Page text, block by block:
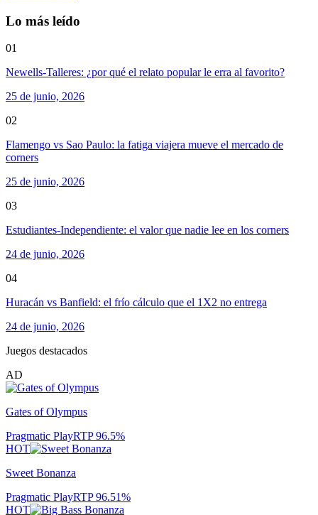
Lo más leído
01
Newells-Talleres: ¿por qué el relato popular le erra al favorito?
25 de junio, 2026
02
Flamengo vs Sao Paulo: la fatiga viajera mueve el mercado de
corners
25 de junio, 2026
03
Estudiantes-Independiente: el valor que nadie lee en los corners
24 de junio, 2026
04
Huracán vs Banfield: el frío cálculo que el 1X2 no entrega
24 de junio, 2026
Juegos destacados
AD
Gates of Olympus
Pragmatic PlayRTP96.5%
HOT
Sweet Bonanza
Pragmatic PlayRTP96.51%
HOT